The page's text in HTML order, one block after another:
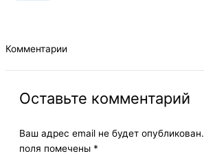
Комментарии
Оставьте комментарий
Ваш адрес email не будет опубликован.
поля помечены *